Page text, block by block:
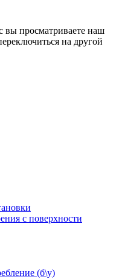
вы просматриваете наш
на другой
с поверхности
(б\у)